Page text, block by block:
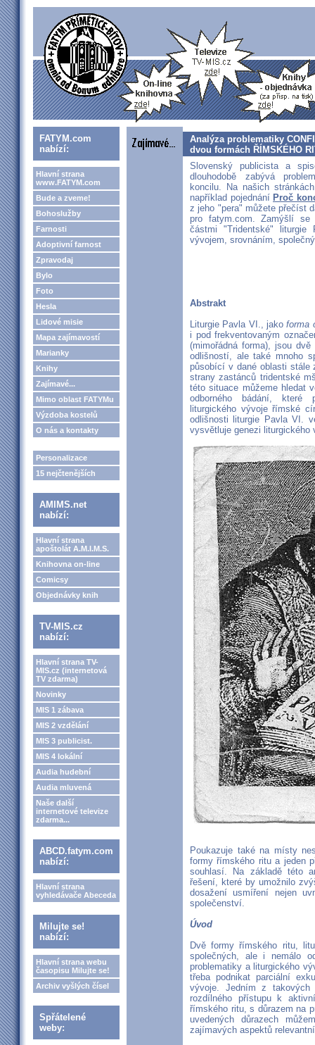
FATYM.com
nabízí:
Hlavní strana
www.FATYM.com
Bude a zveme!
Bohoslužby
Farnosti
Adoptivní farnost
Zpravodaj
Bylo
Foto
Hesla
Lidové misie
Mapa zajímavostí
Marianky
Knihy
Zajímavé...
Mimo oblast FATYMu
Výzdoba kostelů
O nás a kontakty
Personalizace
15 nejčtenějších
AMIMS.net
nabízí:
Hlavní strana
apoštolát A.M.I.M.S.
Knihovna on-line
Comicsy
Objednávky knih
TV-MIS.cz
nabízí:
Hlavní strana TV-
MIS.cz (internetová
TV zdarma)
Novinky
MIS 1 zábava
MIS 2 vzdělání
MIS 3 publicist.
MIS 4 lokální
Audia hudební
Audia mluvená
Naše další
internetové televize
zdarma...
ABCD.fatym.com
nabízí:
Hlavní strana
vyhledávače Abeceda
Milujte se!
nabízí:
Hlavní strana webu
časopisu Milujte se!
Archiv vyšlých čísel
Spřátelené
weby:
Analýza problematiky
dvou formách ŘÍMSKÉHO
Slovenský publicista a
dlouhodobě zabývá
koncilu. Na našich
například pojednání Proč
z jeho "pera" můžete přečíst
pro fatym.com. Zamýšlí
částmi "Tridentské"
vývojem, srovnáním,
Abstrakt
Liturgie Pavla VI., jakoforma
i pod frekventovaným
(mimořádná forma), jsou
odlišností, ale také mnoho
působící v dané oblasti stále
strany zastánců tridentské
této situace můžeme hledat
odborného bádání, které
liturgického vývoje římské
odlišnosti liturgie Pavla VI.
vysvětluje genezi
Poukazuje také na místy
formy římského ritu a jeden
souhlasí. Na základě této
řešení, které by umožnilo
dosažení usmíření nejen
společenství.
Úvod
Dvě formy římského ritu,
společných, ale i nemálo
problematiky a liturgického
třeba podnikat parciální
vývoje. Jedním z takových
rozdílného přístupu k
římského ritu, s důrazem na
uvedených důrazech
zajímavých aspektů